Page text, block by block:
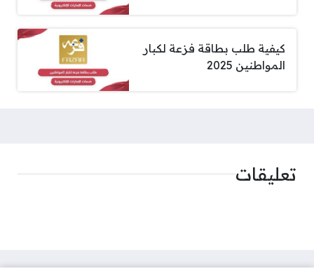
كيفية طلب بطاقة فزعة لكبار
المواطنين 2025
تعليقات